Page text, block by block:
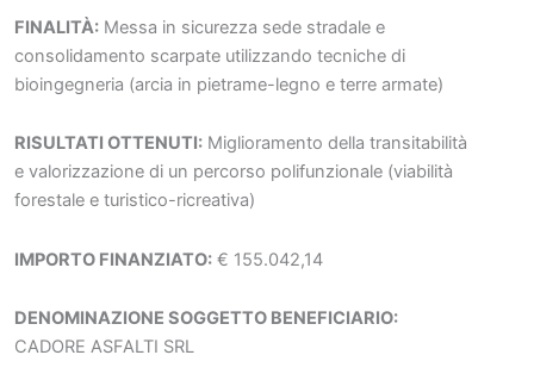
FINALITÀ: Messa in sicurezza sede stradale e
consolidamento scarpate utilizzando tecniche di
bioingegneria (arcia in pietrame-legno e terre armate)
RISULTATI OTTENUTI: Miglioramento della transitabilità
e valorizzazione di un percorso polifunzionale (viabilità
forestale e turistico-ricreativa)
IMPORTO FINANZIATO: € 155.042,14
DENOMINAZIONE SOGGETTO BENEFICIARIO:
CADORE ASFALTI SRL